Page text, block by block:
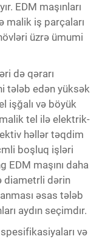
EDM maşınları
malik iş parçaları
üzrə ümumi
də qərarı
tələb edən yüksək
işğalı və böyük
tel ilə elektrik-
həllər təqdim
boşluq işləri
EDM maşını daha
diametrli dərin
əsas tələb
aydın seçimdır.
və